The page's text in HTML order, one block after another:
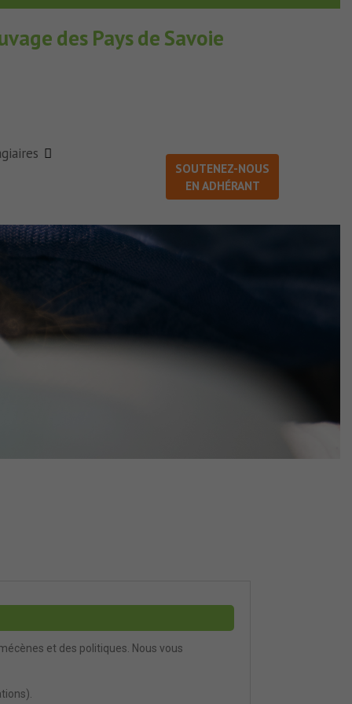
des Pays de Savoie
SOUTENEZ-NOUS
et des politiques. Nous vous